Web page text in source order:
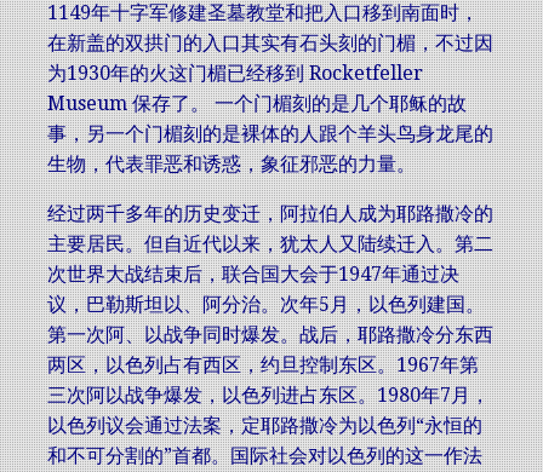
1149年十字军修建圣墓教堂和把入口移到南面时，
在新盖的双拱门的入口其实有石头刻的门楣，不过因
为1930年的火这门楣已经移到 Rocketfeller
Museum 保存了。 一个门楣刻的是几个耶稣的故
事，另一个门楣刻的是裸体的人跟个羊头鸟身龙尾的
生物，代表罪恶和诱惑，象征邪恶的力量。
经过两千多年的历史变迁，阿拉伯人成为耶路撒冷的
主要居民。但自近代以来，犹太人又陆续迁入。第二
次世界大战结束后，联合国大会于1947年通过决
议，巴勒斯坦以、阿分治。次年5月，以色列建国。
第一次阿、以战争同时爆发。战后，耶路撒冷分东西
两区，以色列占有西区，约旦控制东区。1967年第
三次阿以战争爆发，以色列进占东区。1980年7月，
以色列议会通过法案，定耶路撒冷为以色列“永恒的
和不可分割的”首都。国际社会对以色列的这一作法